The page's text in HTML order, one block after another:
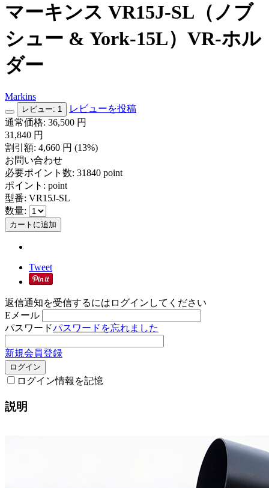
マーキンス VR15J-SL（ノブ
シュー & York-15L）VR-ホル
ダー
Markins
レビュー: 1
レビューを投稿
通常価格: 36,500 円
31,840 円
割引額: 4,660 円 (13%)
お問い合わせ
必要ポイント数: 31840 point
ポイント: point
型番: VR15J-SL
数量:
カートに追加
Tweet
返信通知を受信するにはログインしてください
Eメール
パスワードパスワードを忘れました
新規会員登録
ログイン
ログイン情報を記憶
説明